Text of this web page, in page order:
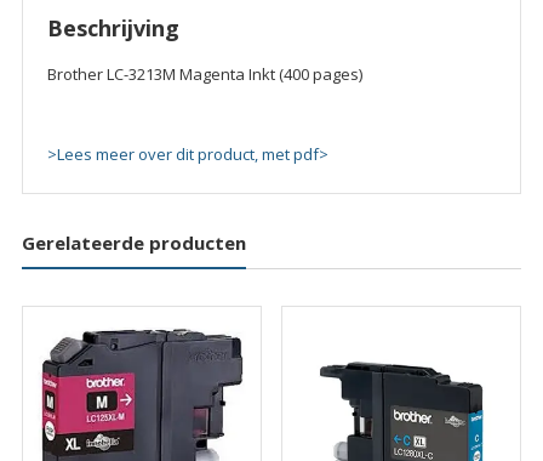
Beschrijving
Brother LC-3213M Magenta Inkt (400 pages)
>Lees meer over dit product, met pdf>
Gerelateerde producten